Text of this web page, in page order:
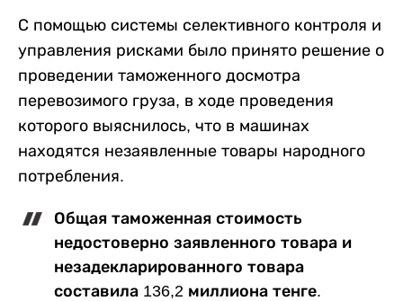
С помощью системы селективного контроля и
управления рисками было принято решение о
проведении таможенного досмотра
перевозимого груза, в ходе проведения
которого выяснилось, что в машинах
находятся незаявленные товары народного
потребления.
Общая таможенная стоимость
недостоверно заявленного товара и
незадекларированного товара
составила 136,2 миллиона тенге.